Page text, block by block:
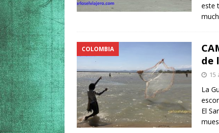
este
COLOMBIA
de
15
La
El